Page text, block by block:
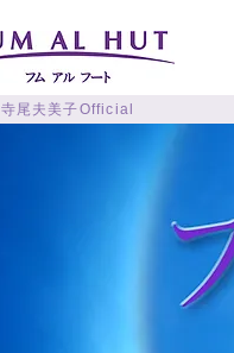
寺尾夫美子Official